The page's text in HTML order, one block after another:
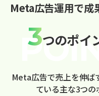
Meta広告運用で成
3つのポイ
Meta広告で売上を伸ば
ている主な3つの